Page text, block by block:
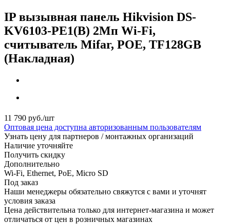
IP вызывная панель Hikvision DS-
KV6103-PE1(B) 2Мп Wi-Fi,
считыватель Mifar, POE, TF128GB
(Накладная)
11 790 руб./шт
Оптовая цена доступна авторизованным пользователям
Узнать цену для партнеров / монтажных организаций
Наличие уточняйте
Получить скидку
Дополнительно
Wi-Fi, Ethernet, PoE, Micro SD
Под заказ
Наши менеджеры обязательно свяжутся с вами и уточнят
условия заказа
Цена действительна только для интернет-магазина и может
отличаться от цен в розничных магазинах